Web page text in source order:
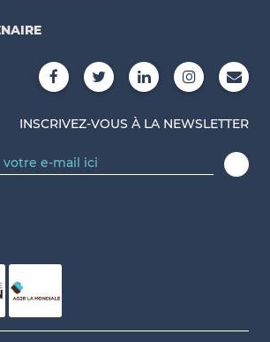
INSCRIVEZ-VOUS À LA NEWSLETTER